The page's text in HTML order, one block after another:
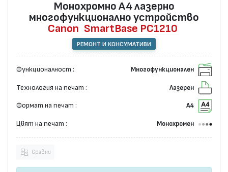
Монохромно А4 лазернo
многофункционално устройство
Canon SmartBase PC1210
РЕМОНТ И КОНСУМАТИВИ
Функционалност : Многофункционален
Технология на печат : Лазерен
Формат на печат : А4
Цвят на печат : Монохромен
Сравни